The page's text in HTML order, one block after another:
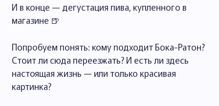
И в конце — дегустация пива, купленного в
магазине 🍺
Попробуем понять: кому подходит Бока-Ратон?
Стоит ли сюда переезжать? И есть ли здесь
настоящая жизнь — или только красивая
картинка?